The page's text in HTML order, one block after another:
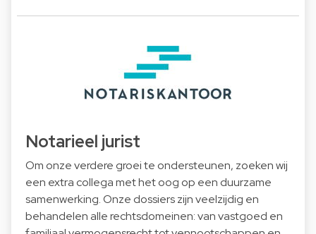
Notarieel jurist
Om onze verdere groei te ondersteunen, zoeken wij
een extra collega met het oog op een duurzame
samenwerking. Onze dossiers zijn veelzijdig en
behandelen alle rechtsdomeinen: van vastgoed en